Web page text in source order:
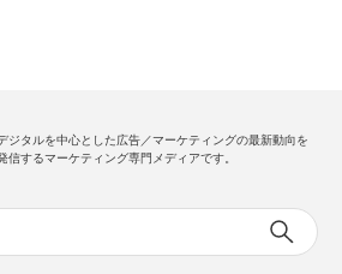
ジタルを中心とした広告／マーケティングの最新動向を
信するマーケティング専門メディアです。